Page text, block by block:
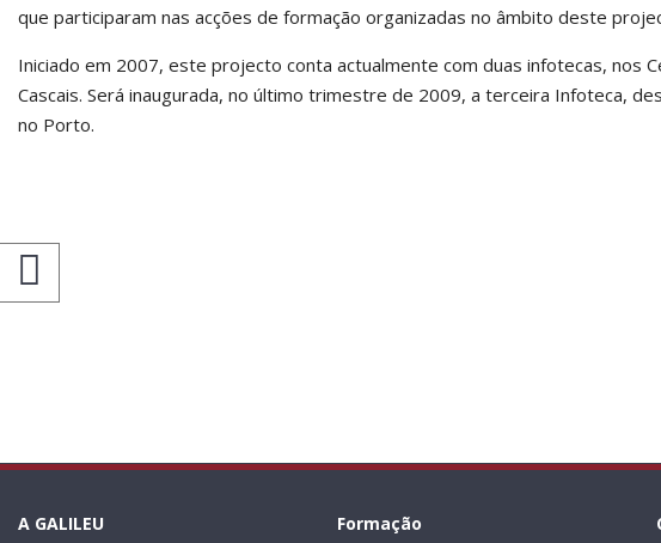
que participaram nas acções de formação organizadas no âmbito deste
Iniciado em 2007, este projecto conta actualmente com duas infotecas, nos
Cascais. Será inaugurada, no último trimestre de 2009, a terceira Infoteca,
no Porto.
A GALILEU
Formação